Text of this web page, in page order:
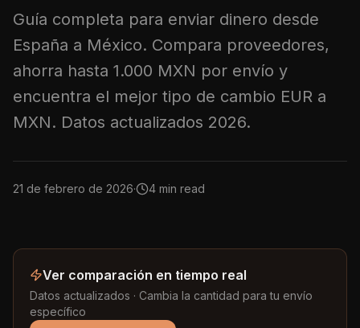
Guía completa para enviar dinero desde
España a México. Compara proveedores,
ahorra hasta 1.000 MXN por envío y
encuentra el mejor tipo de cambio EUR a
MXN. Datos actualizados 2026.
21 de febrero de 2026· 4 min read
Ver comparación en tiempo real
Datos actualizados · Cambia la cantidad para tu envío
específico